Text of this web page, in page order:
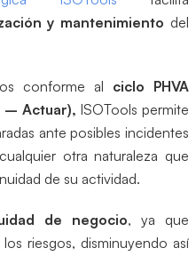
y mantenimiento del
conforme al ciclo PHVA
– Actuar), ISOTools permite
ante posibles incidentes
otra naturaleza que
de su actividad.
de negocio, ya que
riesgos, disminuyendo así